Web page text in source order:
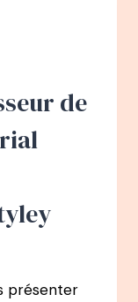
de
présenter